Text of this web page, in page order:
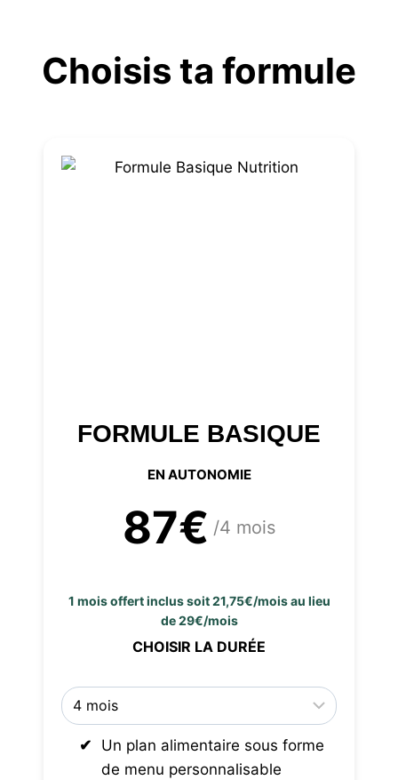
contenuChoisis ta formule
FORMULE BASIQUE
EN AUTONOMIE
87€ /4 mois
1 mois offert inclus soit 21,75€/mois au lieu
de 29€/mois
CHOISIR LA DURÉE
Un plan alimentaire sous forme
de menu personnalisable